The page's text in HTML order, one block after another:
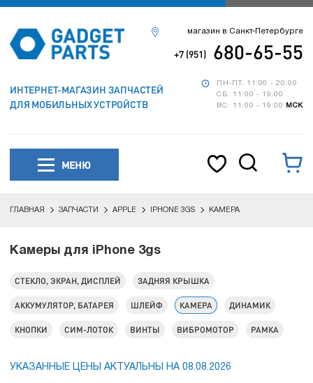
ИНТЕРНЕТ-МАГАЗИН ЗАПЧАСТЕЙ
ДЛЯ МОБИЛЬНЫХ УСТРОЙСТВ
ПН-ПТ: 11:00 - 20:00
СБ: 11:00 - 19:00
ВС: 11:00 - 19:00
МСК
магазин в Санкт-Петербурге
+7 (951) 680-65-55
МЕНЮ
ГЛАВНАЯ ЗАПЧАСТИ APPLE IPHONE 3GS КАМЕРА
Камеры для iPhone 3gs
СТЕКЛО, ЭКРАН, ДИСПЛЕЙ ЗАДНЯЯ КРЫШКА
АККУМУЛЯТОР, БАТАРЕЯ ШЛЕЙФ КАМЕРА ДИНАМИК
КНОПКИ СИМ-ЛОТОК ВИНТЫ ВИБРОМОТОР РАМКА
УКАЗАННЫЕ ЦЕНЫ АКТУАЛЬНЫ НА 08.08.2026